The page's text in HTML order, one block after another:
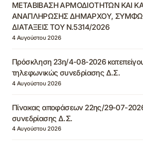
ΜΕΤΑΒΙΒΑΣΗ ΑΡΜΟΔΙΟΤΗΤΩΝ ΚΑΙ
ΑΝΑΠΛΗΡΩΣΗΣ ΔΗΜΑΡΧΟΥ,
ΔΙΑΤΑΞΕΙΣ ΤΟΥ Ν.5314/2026
4 Αυγούστου 2026
Πρόσκληση 23η/4-08-2026
τηλεφωνικώς συνεδρίασης Δ.Σ.
4 Αυγούστου 2026
Πίνακας αποφάσεων 22ης/29-07-2026
συνεδρίασης Δ.Σ.
4 Αυγούστου 2026